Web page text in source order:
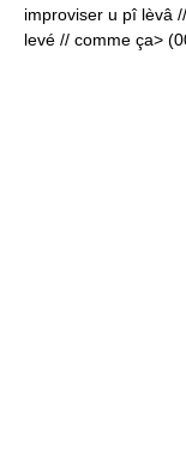
improviser u pî lèvâ
levé // comme ça>